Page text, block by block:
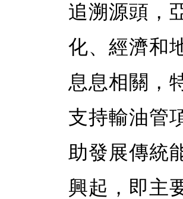
追溯源頭，
化、經濟和
息息相關，
支持輸油管
助發展傳統
興起，即主